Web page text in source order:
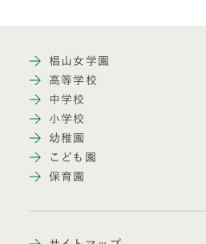
椙山女学園
高等学校
中学校
小学校
幼稚園
こども園
保育園